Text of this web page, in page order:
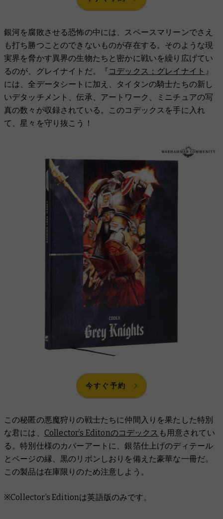
銀河を腐敗させる恐怖の中には、スペースマリーンでさえ
も打ち勝つことのできないものが存在する。そのような現
実界を脅かす異界の生物たちと密かに戦いを繰り広げてい
るのが、グレイナイトだ。『 コデックス：グレイナイト 』
には、全データシートに加え、タイタンの騎士たちの新し
いデタッチメント、伝承、アートワーク、ミニチュアの写
真の数々が収録されている。このコデックスを手に入れ
て、星々を守り抜こう！
今すぐ予約
この秘匿の悪魔狩りの戦士たちに仲間入りを果たした特別
な君には、 Collector’s Editonのコデックス も用意されてい
る。特別仕様のカバーアートに、銀箔仕上げのディテール
とページの縁、黒のリボンしおりを備えた豪華な一冊だ。
この製品は在庫限りのため注意しよう。
※Collector’s Editionは英語版のみです。